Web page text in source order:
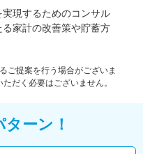
現するためのコンサル
家計の改善策や貯蓄方
ご提案を行う場合がございま
だく必要はございません。
ーン！